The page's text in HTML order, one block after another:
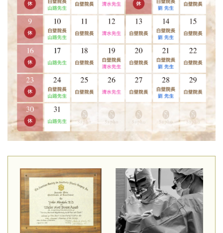
2026-02-24
当院YouTubeChannnelにて「サフォオリジナル二重術 ビー
ズ式二重術」最新動画リリースいたしました。ビーズ式二重
術とはどんな術法なのか、術後の二重はどうなったのか？ぜ
ひご覧ください。自然すぎる二重です。
2026-02-03
「30％off新春キャン―ペーン2月28日まで」2施術以上同時に
するとすべて30％off 例：エクソソーム点滴＋プラセンタ点
滴（両方30％off)エクソソーム水光注射＋ボトックス（両方3
0％off）ヒアルロン酸注入＋ボトックス（両方３0％off)点滴
＋育毛ケア＋糸リフト（全て30％off）大変お得なキャンペー
ン2月28日まで
2026-01-09
クリニック13選」記事を監修いたしました。クリックして記
事をご覧いただけます。
2026-01-05
「明けましておめでとうございます」2026年始まりました
ね！本日14時よりご予約、診察開始いたしました。本年もど
うぞサフォクリニック をよろしくお願いいたします。皆様の
美のお係を是非させていただければと思っております。 新年